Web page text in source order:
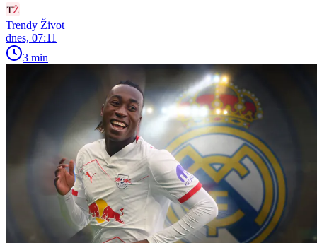
Trendy Život
dnes, 07:11
3 min